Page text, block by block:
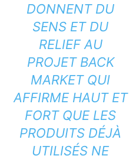
DONNENT DU
SENS ET DU
RELIEF AU
PROJET BACK
MARKET QUI
AFFIRME HAUT ET
FORT QUE LES
PRODUITS DÉJÀ
UTILISÉS NE